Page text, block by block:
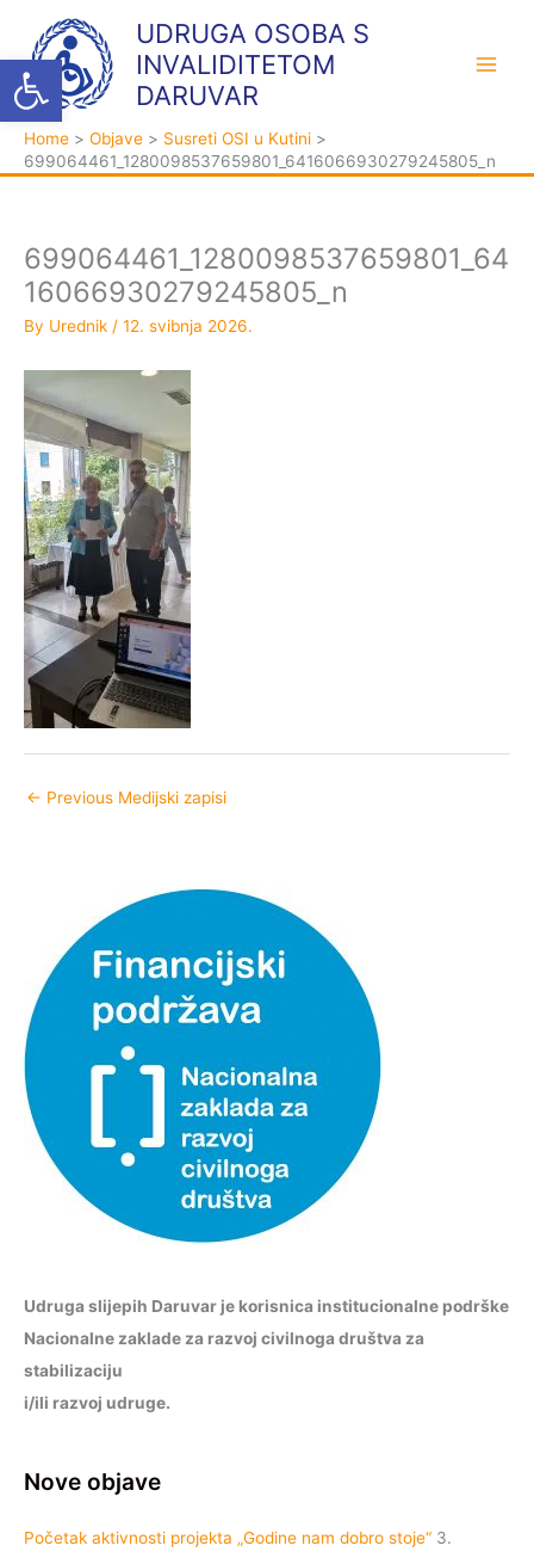
Open toolbar
content
UDRUGA OSOBA S
INVALIDITETOM
DARUVAR
Home Objave
Susreti OSI u Kutini
699064461_1280098537659801_6416066930279245805_n
699064461_1280098537659801_64
16066930279245805_n
By Urednik / 12. svibnja 2026.
← Previous Medijski zapisi
Udruga slijepih Daruvar je korisnica institucionalne podrške
Nacionalne zaklade za razvoj civilnoga društva za
stabilizaciju
i/ili razvoj udruge.
Nove objave
Početak aktivnosti projekta „Godine nam dobro stoje“ 3.
t
e
g
o
e
h
i
v
a